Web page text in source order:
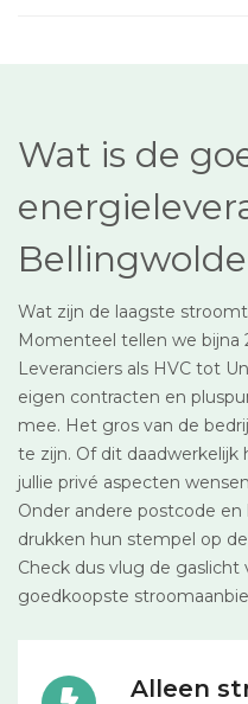
Wat is de
Bellingwolde
Wat zijn de laagste
Momenteel tellen we bijna
Leveranciers als HVC tot
eigen contracten en
mee. Het gros van de
te zijn. Of dit daadwerkelijk
jullie privé aspecten
Onder andere postcode
drukken hun stempel op
Check dus vlug de gaslicht
goedkoopste
Alleen